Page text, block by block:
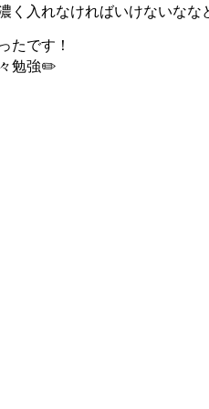
く入れなければいけないなな
たです！
勉強✏️